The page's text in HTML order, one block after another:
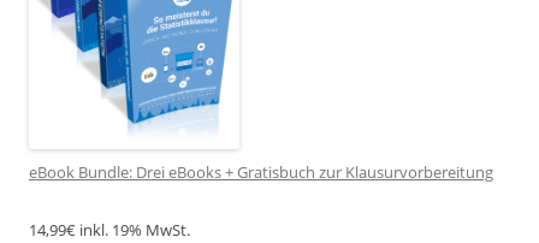
eBook Bundle: Drei eBooks + Gratisbuch zur Klausurvorbereitung
14,99€ inkl. 19% MwSt.